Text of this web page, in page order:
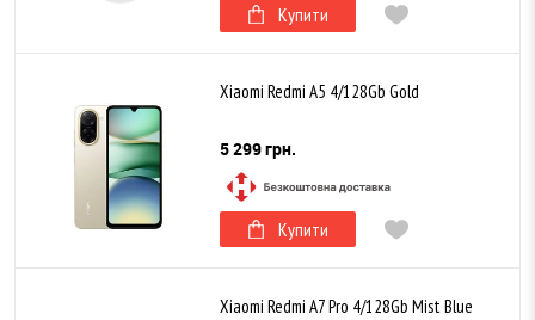
Купити
Xiaomi Redmi A5 4/128Gb Gold
5 299 грн.
Купити
Xiaomi Redmi A7 Pro 4/128Gb Mist Blue